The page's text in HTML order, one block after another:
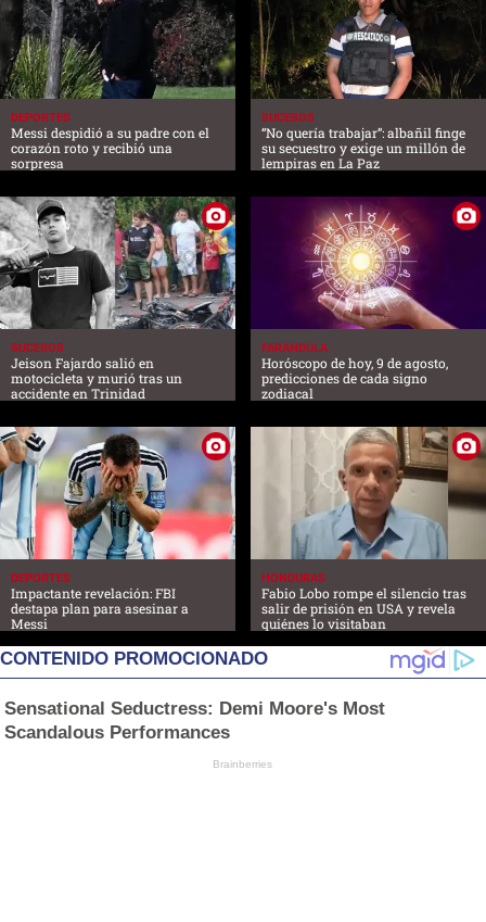
DEPORTES
Messi despidió a su padre con el
corazón roto y recibió una
sorpresa
SUCESOS
“No quería trabajar”: albañil finge
su secuestro y exige un millón de
lempiras en La Paz
SUCESOS
Jeison Fajardo salió en
motocicleta y murió tras un
accidente en Trinidad
FARANDULA
Horóscopo de hoy, 9 de agosto,
predicciones de cada signo
zodiacal
DEPORTES
Impactante revelación: FBI
destapa plan para asesinar a
Messi
HONDURAS
Fabio Lobo rompe el silencio tras
salir de prisión en USA y revela
quiénes lo visitaban
CONTENIDO PROMOCIONADO
Sensational Seductress: Demi Moore's Most
Scandalous Performances
Brainberries